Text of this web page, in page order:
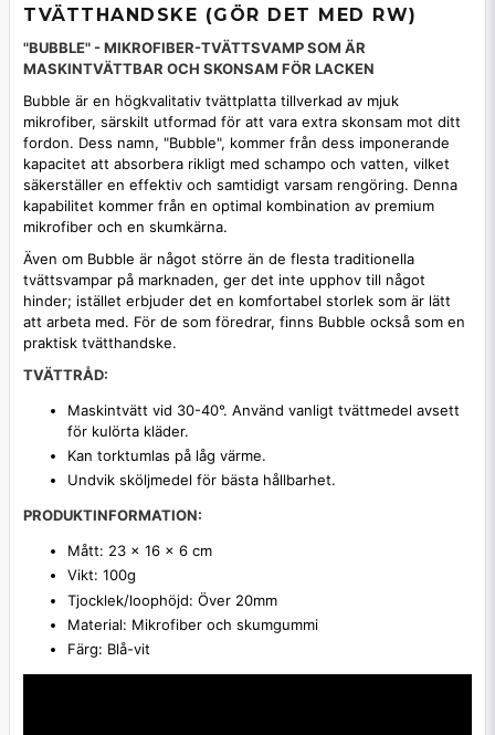
TVÄTTHANDSKE (GÖR DET MED RW)
"BUBBLE" - MIKROFIBER-TVÄTTSVAMP SOM ÄR
MASKINTVÄTTBAR OCH SKONSAM FÖR LACKEN
Bubble är en högkvalitativ tvättplatta tillverkad av mjuk
mikrofiber, särskilt utformad för att vara extra skonsam mot ditt
fordon. Dess namn, "Bubble", kommer från dess imponerande
kapacitet att absorbera rikligt med schampo och vatten, vilket
säkerställer en effektiv och samtidigt varsam rengöring. Denna
kapabilitet kommer från en optimal kombination av premium
mikrofiber och en skumkärna.
Även om Bubble är något större än de flesta traditionella
tvättsvampar på marknaden, ger det inte upphov till något
hinder; istället erbjuder det en komfortabel storlek som är lätt
att arbeta med. För de som föredrar, finns Bubble också som en
praktisk tvätthandske.
TVÄTTRÅD:
Maskintvätt vid 30-40°. Använd vanligt tvättmedel avsett
för kulörta kläder.
Kan torktumlas på låg värme.
Undvik sköljmedel för bästa hållbarhet.
PRODUKTINFORMATION:
Mått: 23 x 16 x 6 cm
Vikt: 100g
Tjocklek/loophöjd: Över 20mm
Material: Mikrofiber och skumgummi
Färg: Blå-vit